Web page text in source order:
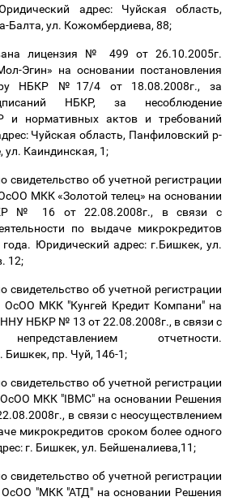
адрес: Чуйская область,
Балта, ул. Кожомбердиева, 88;
лицензия № 499 от 26.10.2005г.
Эгин» на основании постановления
НБКР №17/4 от 18.08.2008г., за
НБКР, за несоблюдение
и нормативных актов и требований
Чуйская область, Панфиловский р-
ул. Каиндинская, 1;
свидетельство об учетной регистрации
МКК «Золотой телец» на основании
№ 16 от 22.08.2008г., в связи с
по выдаче микрокредитов
Юридический адрес: г.Бишкек, ул.
12;
свидетельство об учетной регистрации
МКК "Кунгей Кредит Компани" на
НБКР № 13 от 22.08.2008г., в связи с
непредставлением отчетности.
Бишкек, пр. Чуй, 146-1;
свидетельство об учетной регистрации
МКК "IBMC" на основании Решения
в связи с неосуществлением
микрокредитов сроком более одного
г. Бишкек, ул. Бейшеналиева,11;
свидетельство об учетной регистрации
"МКК "АТД" на основании Решения